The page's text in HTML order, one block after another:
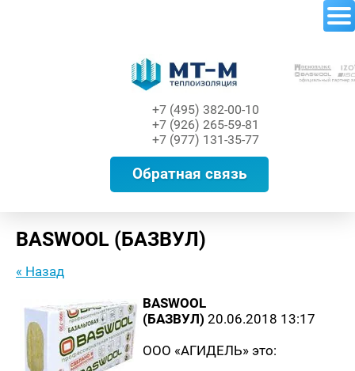
Теплоизоляция
+7 (495) 382-00-10
+7 (926) 265-59-81
+7 (977) 131-35-77
Обратная связь
BASWOOL (БАЗВУЛ)
« Назад
BASWOOL
(БАЗВУЛ) 20.06.2018 13:17
ООО «АГИДЕЛЬ» это: